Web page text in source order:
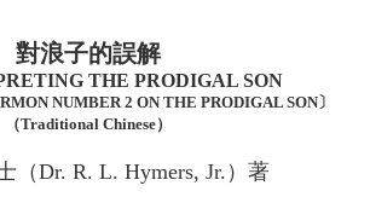
對浪子的誤解
THE PRODIGAL SON
NUMBER 2 ON THE PRODIGAL SON〕
（Traditional Chinese）
（Dr. R. L. Hymers, Jr.）著